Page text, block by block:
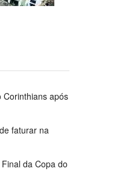
Corinthians após
faturar na
da Copa do